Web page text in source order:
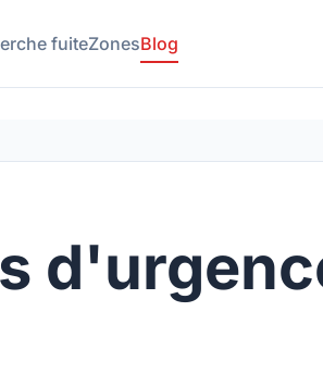
fuiteZonesBlog